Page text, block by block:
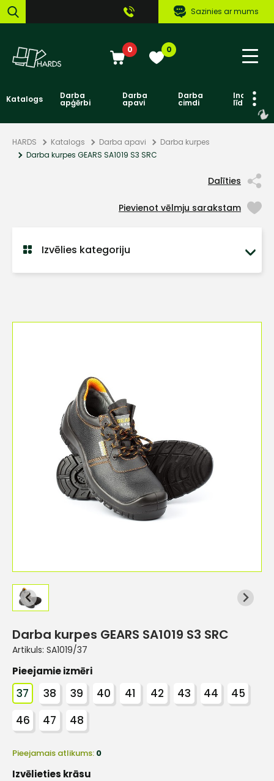
Sazinies ar mums
0 0
Katalogs Darba
apģērbi
Darba
apavi
Darba
cimdi līdzekļi
HARDS Katalogs Darba apavi
Darba kurpes
Darba kurpes GEARS SA1019 S3 SRC
Dalīties
Pievienot vēlmju sarakstam
Izvēlies kategoriju
Darba kurpes GEARS SA1019 S3 SRC
Artikuls: SA1019/37
Pieejamie izmēri
37 38 39 40 41 42 43 44
45
46
47 48
Pieejamais atlikums: 0
Izvēlieties krāsu